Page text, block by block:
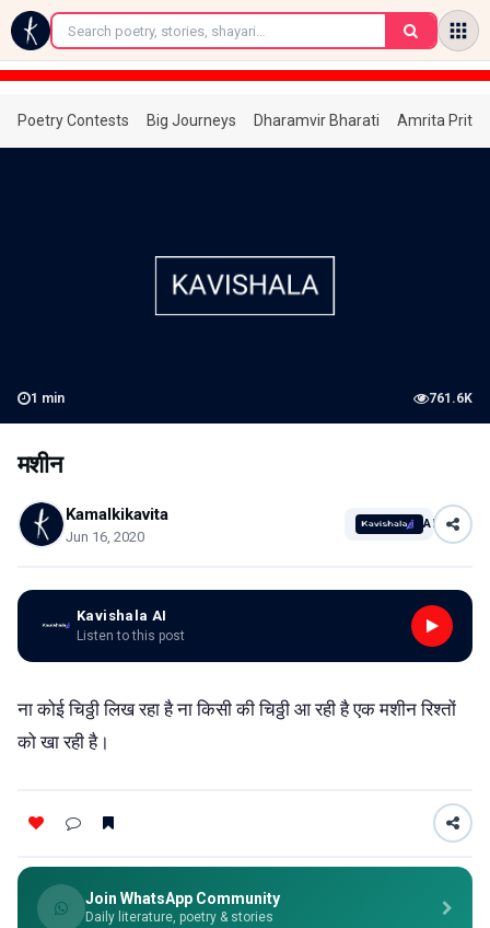
←
Poetry Contests Big Journeys Dharamvir Bharati Amrita
1 min 761.6K
मशीन
Kamalkikavita
Jun 16, 2020
AI
Kavishala AI
Listen to this post
ना कोई चिठ्ठी लिख रहा है ना किसी की चिठ्ठी आ रही है एक मशीन रिश्तों
को खा रही है।
Join WhatsApp Community
Daily literature, poetry & stories